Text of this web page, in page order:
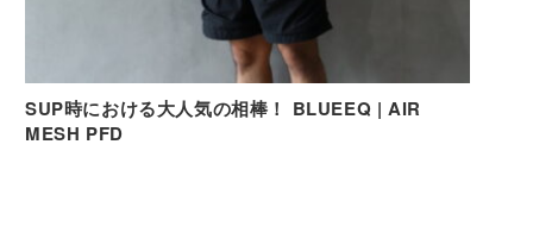
SUP時における大人気の相棒！ BLUEEQ | AIR
MESH PFD